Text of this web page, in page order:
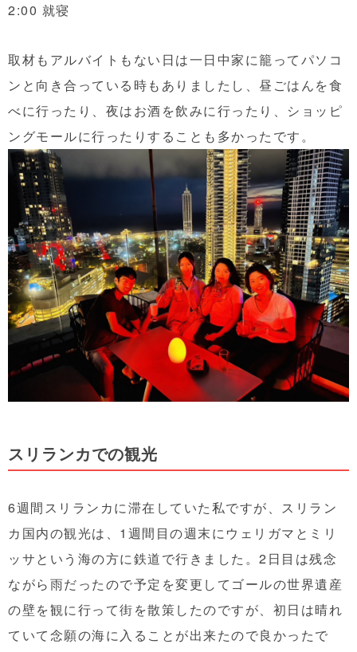
2:00 就寝
取材もアルバイトもない日は一日中家に籠ってパソコ
ンと向き合っている時もありましたし、昼ごはんを食
べに行ったり、夜はお酒を飲みに行ったり、ショッピ
ングモールに行ったりすることも多かったです。
スリランカでの観光
6週間スリランカに滞在していた私ですが、スリラン
カ国内の観光は、1週間目の週末にウェリガマとミリ
ッサという海の方に鉄道で行きました。2日目は残念
ながら雨だったので予定を変更してゴールの世界遺産
の壁を観に行って街を散策したのですが、初日は晴れ
ていて念願の海に入ることが出来たので良かったで